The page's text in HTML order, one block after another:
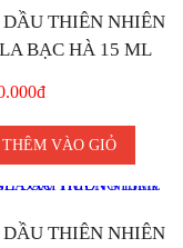
THIÊN NHIÊN
BẠC HÀ 15 ML
THÊM VÀO GIỎ
THIÊN NHIÊN